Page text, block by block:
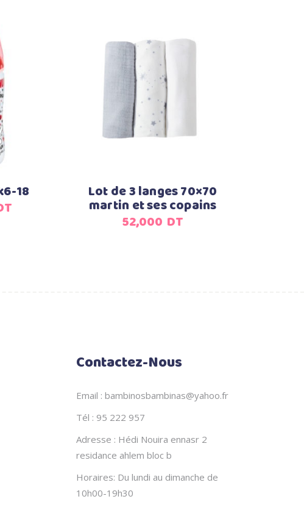
18
Ajouter au panier
Lot de 3 langes 70×70
martin et ses copains
52,000 DT
Contactez-Nous
Email : bambinosbambinas@yahoo.fr
Tél : 95 222 957
Adresse : Hédi Nouira ennasr 2
residance ahlem bloc b
Horaires: Du lundi au dimanche de
10h00-19h30